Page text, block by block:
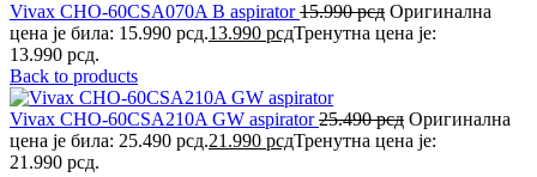
Vivax CHO-60CSA070A B aspirator15.990рсд Оригинална
цена је била: 15.990 рсд.13.990 рсдТренутна цена је:
13.990 рсд.
Back to products
Vivax CHO-60CSA210A GW aspirator25.490рсд Оригинална
цена је била: 25.490 рсд.21.990 рсдТренутна цена је:
21.990 рсд.